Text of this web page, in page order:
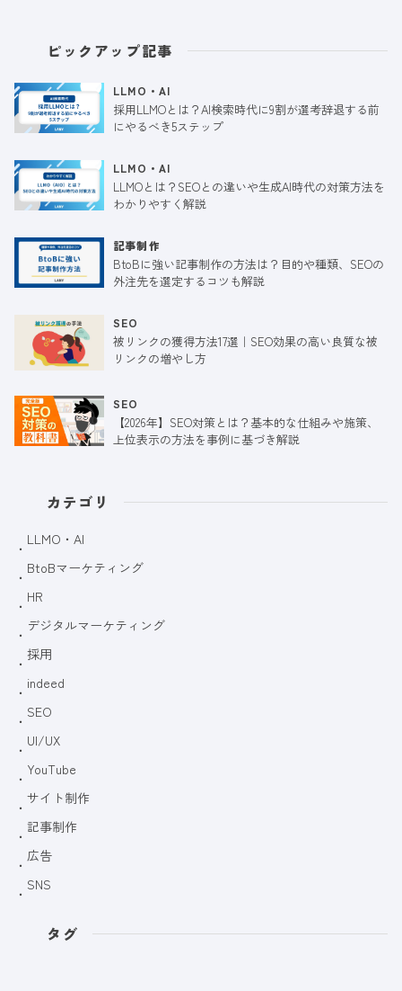
ピックアップ記事
LLMO・AI
採用LLMOとは？AI検索時代に9割が選考辞退する前
にやるべき5ステップ
LLMO・AI
LLMOとは？SEOとの違いや生成AI時代の対策方法を
わかりやすく解説
記事制作
BtoBに強い記事制作の方法は？目的や種類、SEOの
外注先を選定するコツも解説
SEO
被リンクの獲得方法17選｜SEO効果の高い良質な被
リンクの増やし方
SEO
【2026年】SEO対策とは？基本的な仕組みや施策、
上位表示の方法を事例に基づき解説
カテゴリ
LLMO・AI
BtoBマーケティング
HR
デジタルマーケティング
採用
indeed
SEO
UI/UX
YouTube
サイト制作
記事制作
広告
SNS
タグ